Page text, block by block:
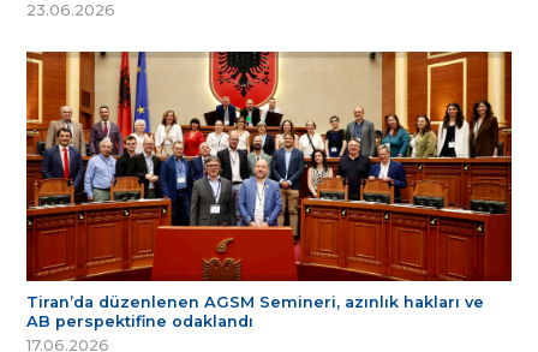
23.06.2026
Tiran’da düzenlenen AGSM Semineri, azınlık hakları ve
AB perspektifine odaklandı
17.06.2026